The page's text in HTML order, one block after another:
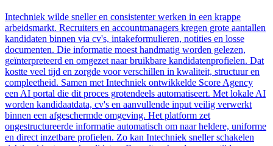
Intechniek wilde sneller en consistenter werken in een krappe
arbeidsmarkt. Recruiters en accountmanagers kregen grote aantallen
kandidaten binnen via cv's, intakeformulieren, notities en losse
documenten. Die informatie moest handmatig worden gelezen,
geïnterpreteerd en omgezet naar bruikbare kandidatenprofielen. Dat
kostte veel tijd en zorgde voor verschillen in kwaliteit, structuur en
compleetheid. Samen met Intechniek ontwikkelde Score Agency
een AI portal die dit proces grotendeels automatiseert. Met lokale AI
worden kandidaatdata, cv's en aanvullende input veilig verwerkt
binnen een afgeschermde omgeving. Het platform zet
ongestructureerde informatie automatisch om naar heldere, uniforme
en direct inzetbare profielen. Zo kan Intechniek sneller schakelen